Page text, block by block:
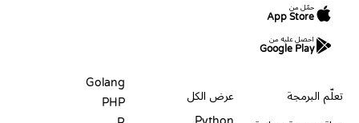
حمّل من
App Store
احصل عليه من
Google Play
تعلّم البرمجة
عرض الكل
Golang
PHP